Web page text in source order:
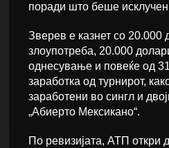
поради што беше исклучен
Зверев е казнет со 20.000
злоупотреба, 20.000
однесување и повеќе од
заработка од турнирот,
заработени во сингл и
„Абиерто Мексикано“.
По ревизијата, АТП откри